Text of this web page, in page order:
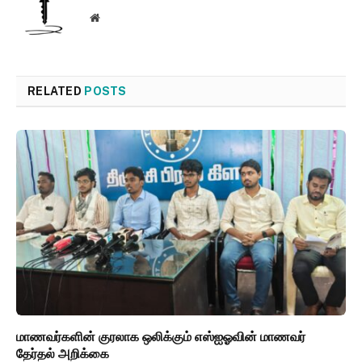
Website
RELATED POSTS
மாணவர்களின் குரலாக ஒலிக்கும் எஸ்ஐஓவின் மாணவர்
தேர்தல் அறிக்கை